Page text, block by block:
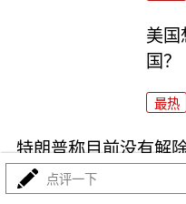
美国
国？
最热
特朗普称目前没有解
点评一下